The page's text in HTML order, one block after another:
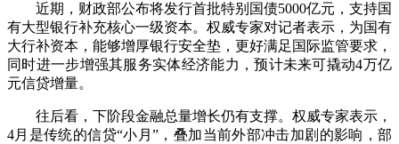
近期，财政部公布将发行首批特别国债5000亿元，支持国
有大型银行补充核心一级资本。权威专家对记者表示，为国有
大行补资本，能够增厚银行安全垫，更好满足国际监管要求，
同时进一步增强其服务实体经济能力，预计未来可撬动4万亿
元信贷增量。
往后看，下阶段金融总量增长仍有支撑。权威专家表示，
4月是传统的信贷“小月”，叠加当前外部冲击加剧的影响，部